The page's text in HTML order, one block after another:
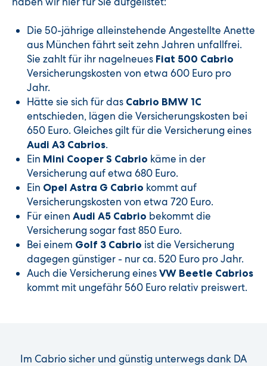
Die 50-jährige alleinstehende Angestellte Anette
aus München fährt seit zehn Jahren unfallfrei.
Sie zahlt für ihr nagelneues Fiat 500 Cabrio
Versicherungskosten von etwa 600 Euro pro
Jahr.
Hätte sie sich für das Cabrio BMW 1C
entschieden, lägen die Versicherungskosten bei
650 Euro. Gleiches gilt für die Versicherung eines
Audi A3 Cabrios.
Ein Mini Cooper S Cabrio käme in der
Versicherung auf etwa 680 Euro.
Ein Opel Astra G Cabrio kommt auf
Versicherungskosten von etwa 720 Euro.
Für einen Audi A5 Cabrio bekommt die
Versicherung sogar fast 850 Euro.
Bei einem Golf 3 Cabrio ist die Versicherung
dagegen günstiger - nur ca. 520 Euro pro Jahr.
Auch die Versicherung eines VW Beetle Cabrios
kommt mit ungefähr 560 Euro relativ preiswert.
Im Cabrio sicher und günstig unterwegs dank DA